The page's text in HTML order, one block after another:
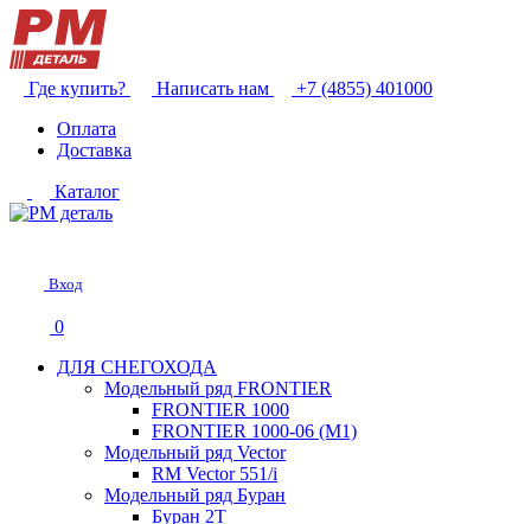
Где купить? Написать нам
+7 (4855) 401000
Оплата
Доставка
Каталог
Вход
0
ДЛЯ СНЕГОХОДА
Модельный ряд FRONTIER
FRONTIER 1000
FRONTIER 1000-06 (М1)
Модельный ряд Vector
RM Vector 551/i
Модельный ряд Буран
Буран 2Т